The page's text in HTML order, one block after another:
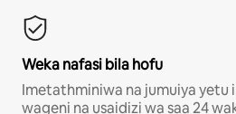
Weka nafasi bila hofu
Imetathminiwa na jumuiya yetu
wageni na usaidizi wa saa 24